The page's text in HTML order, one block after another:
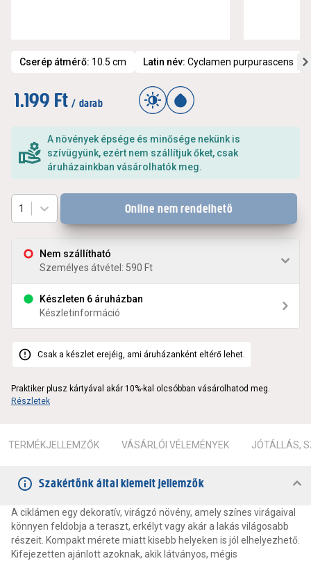
Cserép átmérő: 10.5 cm Latin név: Cyclamen purpurascens
1.199 Ft / darab
A növények épsége és minősége nekünk is
szívügyünk, ezért nem szállítjuk őket, csak
áruházainkban vásárolhatók meg.
Nem szállítható
Személyes átvétel: 590 Ft
Készleten 6 áruházban
Készletinformáció
1 Online nem rendelhető
Csak a készlet erejéig, ami áruházanként eltérő lehet.
Praktiker plusz kártyával akár 10%-kal olcsóbban vásárolhatod meg.
Részletek
TERMÉKJELLEMZŐK VÁSÁRLÓI VÉLEMÉNYEK JÓTÁLLÁS,
Szakértőnk által kiemelt jellemzők
A ciklámen egy dekoratív, virágzó növény, amely színes virágaival
könnyen feldobja a teraszt, erkélyt vagy akár a lakás világosabb
részeit. Kompakt mérete miatt kisebb helyeken is jól elhelyezhető.
Kifejezetten ajánlott azoknak, akik látványos, mégis